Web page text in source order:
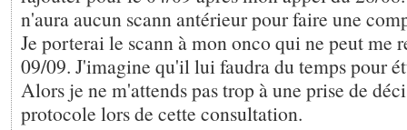
n'aura aucun scann antérieur pour faire une
Je porterai le scann à mon onco qui ne peut me
09/09. J'imagine qu'il lui faudra du temps pour
Alors je ne m'attends pas trop à une prise de
protocole lors de cette consultation.